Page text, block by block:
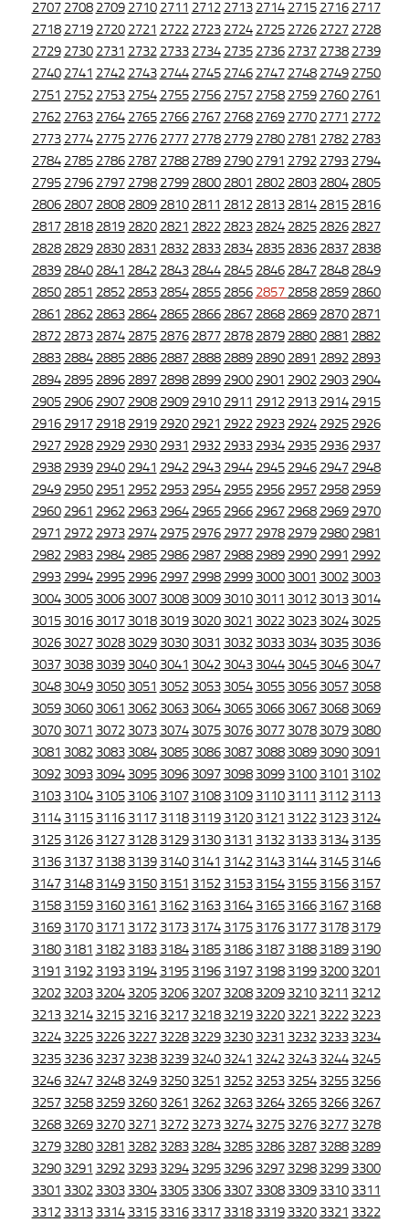
2707 2708 2709 2710 2711 2712 2713 2714 2715 2716 2717
2718 2719 2720 2721 2722 2723 2724 2725 2726 2727 2728
2729 2730 2731 2732 2733 2734 2735 2736 2737 2738 2739
2740 2741 2742 2743 2744 2745 2746 2747 2748 2749 2750
2751 2752 2753 2754 2755 2756 2757 2758 2759 2760 2761
2762 2763 2764 2765 2766 2767 2768 2769 2770 2771 2772
2773 2774 2775 2776 2777 2778 2779 2780 2781 2782 2783
2784 2785 2786 2787 2788 2789 2790 2791 2792 2793 2794
2795 2796 2797 2798 2799 2800 2801 2802 2803 2804 2805
2806 2807 2808 2809 2810 2811 2812 2813 2814 2815 2816
2817 2818 2819 2820 2821 2822 2823 2824 2825 2826 2827
2828 2829 2830 2831 2832 2833 2834 2835 2836 2837 2838
2839 2840 2841 2842 2843 2844 2845 2846 2847 2848 2849
2850 2851 2852 2853 2854 2855 2856 2857 2858 2859 2860
2861 2862 2863 2864 2865 2866 2867 2868 2869 2870 2871
2872 2873 2874 2875 2876 2877 2878 2879 2880 2881 2882
2883 2884 2885 2886 2887 2888 2889 2890 2891 2892 2893
2894 2895 2896 2897 2898 2899 2900 2901 2902 2903 2904
2905 2906 2907 2908 2909 2910 2911 2912 2913 2914 2915
2916 2917 2918 2919 2920 2921 2922 2923 2924 2925 2926
2927 2928 2929 2930 2931 2932 2933 2934 2935 2936 2937
2938 2939 2940 2941 2942 2943 2944 2945 2946 2947 2948
2949 2950 2951 2952 2953 2954 2955 2956 2957 2958 2959
2960 2961 2962 2963 2964 2965 2966 2967 2968 2969 2970
2971 2972 2973 2974 2975 2976 2977 2978 2979 2980 2981
2982 2983 2984 2985 2986 2987 2988 2989 2990 2991 2992
2993 2994 2995 2996 2997 2998 2999 3000 3001 3002 3003
3004 3005 3006 3007 3008 3009 3010 3011 3012 3013 3014
3015 3016 3017 3018 3019 3020 3021 3022 3023 3024 3025
3026 3027 3028 3029 3030 3031 3032 3033 3034 3035 3036
3037 3038 3039 3040 3041 3042 3043 3044 3045 3046 3047
3048 3049 3050 3051 3052 3053 3054 3055 3056 3057 3058
3059 3060 3061 3062 3063 3064 3065 3066 3067 3068 3069
3070 3071 3072 3073 3074 3075 3076 3077 3078 3079 3080
3081 3082 3083 3084 3085 3086 3087 3088 3089 3090 3091
3092 3093 3094 3095 3096 3097 3098 3099 3100 3101 3102
3103 3104 3105 3106 3107 3108 3109 3110 3111 3112 3113
3114 3115 3116 3117 3118 3119 3120 3121 3122 3123 3124
3125 3126 3127 3128 3129 3130 3131 3132 3133 3134 3135
3136 3137 3138 3139 3140 3141 3142 3143 3144 3145 3146
3147 3148 3149 3150 3151 3152 3153 3154 3155 3156 3157
3158 3159 3160 3161 3162 3163 3164 3165 3166 3167 3168
3169 3170 3171 3172 3173 3174 3175 3176 3177 3178 3179
3180 3181 3182 3183 3184 3185 3186 3187 3188 3189 3190
3191 3192 3193 3194 3195 3196 3197 3198 3199 3200 3201
3202 3203 3204 3205 3206 3207 3208 3209 3210 3211 3212
3213 3214 3215 3216 3217 3218 3219 3220 3221 3222 3223
3224 3225 3226 3227 3228 3229 3230 3231 3232 3233 3234
3235 3236 3237 3238 3239 3240 3241 3242 3243 3244 3245
3246 3247 3248 3249 3250 3251 3252 3253 3254 3255 3256
3257 3258 3259 3260 3261 3262 3263 3264 3265 3266 3267
3268 3269 3270 3271 3272 3273 3274 3275 3276 3277 3278
3279 3280 3281 3282 3283 3284 3285 3286 3287 3288 3289
3290 3291 3292 3293 3294 3295 3296 3297 3298 3299 3300
3301 3302 3303 3304 3305 3306 3307 3308 3309 3310 3311
3312 3313 3314 3315 3316 3317 3318 3319 3320 3321 3322